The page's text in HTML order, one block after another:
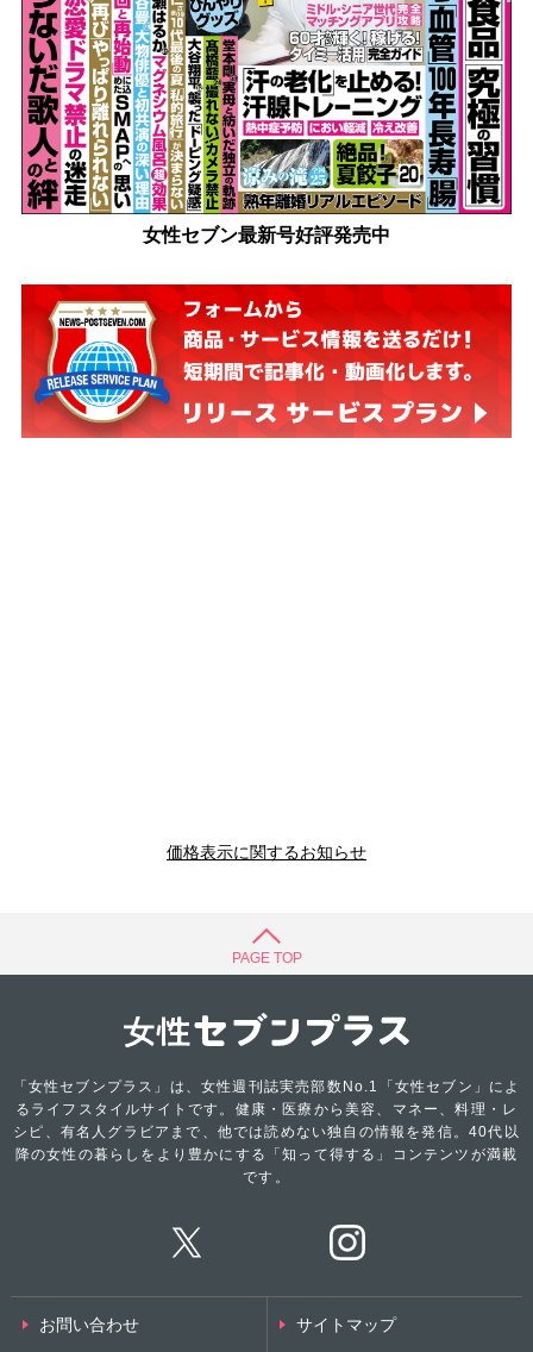
女性セブン最新号好評発売中
価格表示に関するお知らせ
PAGE TOP
「女性セブンプラス」は、女性週刊誌実売部数No.1「女性セブン」によ
るライフスタイルサイトです。健康・医療から美容、マネー、料理・レ
シピ、有名人グラビアまで、他では読めない独自の情報を発信。40代以
降の女性の暮らしをより豊かにする「知って得する」コンテンツが満載
です。
お問い合わせ サイトマップ